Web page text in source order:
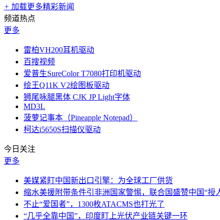
+ 加载更多精彩新闻
频道热点
更多
雷柏VH200耳机驱动
百搜视频
爱普生SureColor T7080打印机驱动
绘王Q11K V2绘图板驱动
狮尾咏腿黑体 CJK JP Light字体
MD3L
菠萝记事本（Pineapple Notepad）
柯达i5650S扫描仪驱动
今日关注
更多
美媒紧盯中国新出口引擎：为全球工厂供货
缩水美援附带条件引非洲国家警惕，联合国盛赞中国“授
不止“爱国者”，1300枚ATACMS也打光了
“几乎全靠中国”，印度盯上光伏产业链关键一环